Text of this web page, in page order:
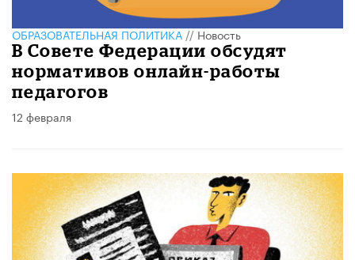
ОБРАЗОВАТЕЛЬНАЯ ПОЛИТИКА//Новость
В Совете Федерации обсудят
нормативов онлайн-работы
педагогов
12 февраля